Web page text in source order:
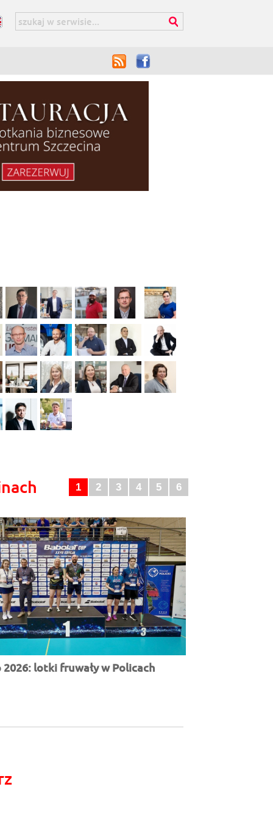
1 2 3 4 5 6
lotki fruwały w Policach